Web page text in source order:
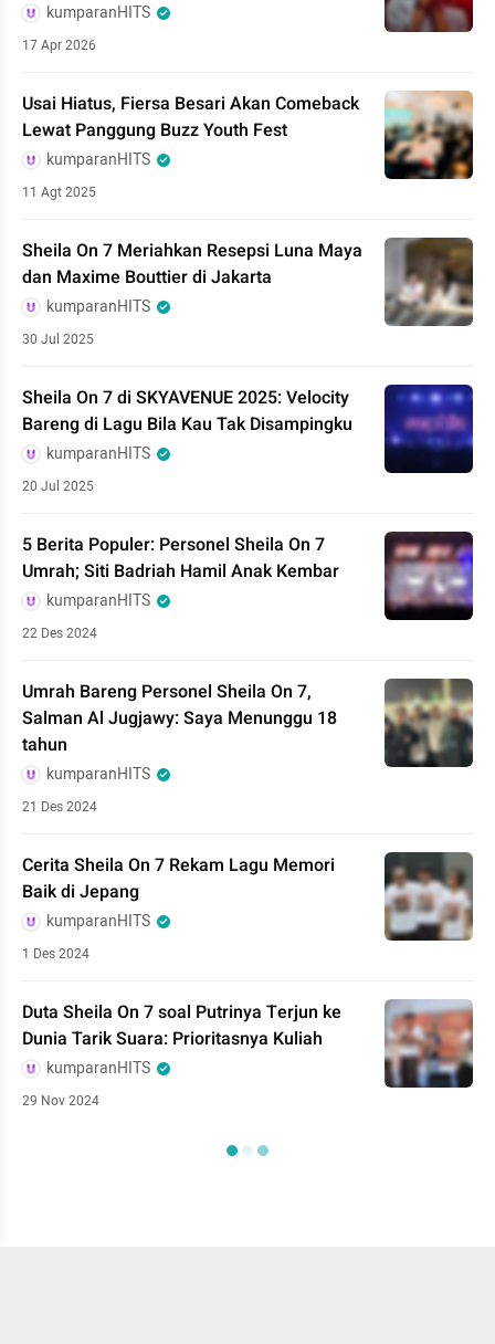
kumparanHITS
17 Apr 2026
Usai Hiatus, Fiersa Besari Akan Comeback
Lewat Panggung Buzz Youth Fest
kumparanHITS
11 Agt 2025
Sheila On 7 Meriahkan Resepsi Luna Maya
dan Maxime Bouttier di Jakarta
kumparanHITS
30 Jul 2025
Sheila On 7 di SKYAVENUE 2025: Velocity
Bareng di Lagu Bila Kau Tak Disampingku
kumparanHITS
20 Jul 2025
5 Berita Populer: Personel Sheila On 7
Umrah; Siti Badriah Hamil Anak Kembar
kumparanHITS
22 Des 2024
Umrah Bareng Personel Sheila On 7,
Salman Al Jugjawy: Saya Menunggu 18
tahun
kumparanHITS
21 Des 2024
Cerita Sheila On 7 Rekam Lagu Memori
Baik di Jepang
kumparanHITS
1 Des 2024
Duta Sheila On 7 soal Putrinya Terjun ke
Dunia Tarik Suara: Prioritasnya Kuliah
kumparanHITS
29 Nov 2024